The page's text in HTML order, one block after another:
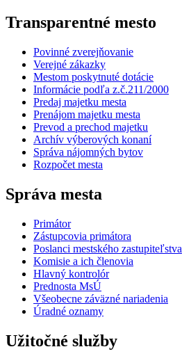
Transparentné mesto
Povinné zverejňovanie
Verejné zákazky
Mestom poskytnuté dotácie
Informácie podľa z.č.211/2000
Predaj majetku mesta
Prenájom majetku mesta
Prevod a prechod majetku
Archív výberových konaní
Správa nájomných bytov
Rozpočet mesta
Správa mesta
Primátor
Zástupcovia primátora
Poslanci mestského zastupiteľstva
Komisie a ich členovia
Hlavný kontrolór
Prednosta MsÚ
Všeobecne záväzné nariadenia
Úradné oznamy
Užitočné služby